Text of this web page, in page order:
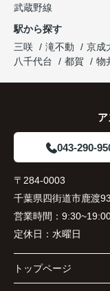
武蔵野線
駅から探す
三咲
滝不動 京成
八千代台
都賀 物
043-290-
〒284-0003
千葉県四街道市鹿渡
営業時間：
定休日： 水曜日
トップページ